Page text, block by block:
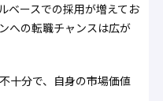
ベースでの採用が増えてお
への転職チャンスは広が
十分で、自身の市場価値